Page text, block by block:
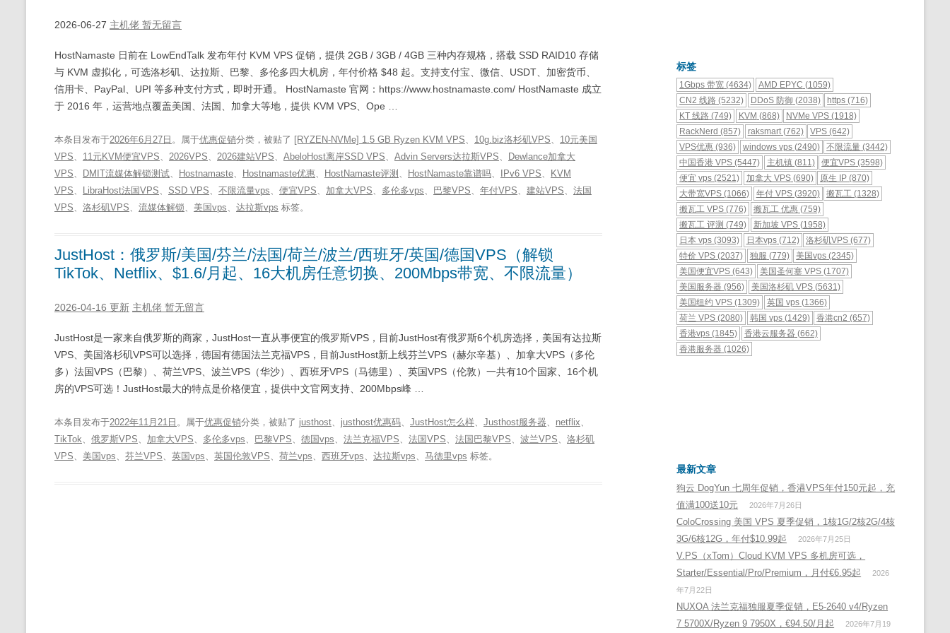
2026-06-27 主机佬 暂无留言
HostNamaste 日前在 LowEndTalk 发布年付 KVM VPS 促销，提供 2GB / 3GB / 4GB 三种内存规格，搭载 SSD RAID10 存储
与 KVM 虚拟化，可选洛杉矶、达拉斯、巴黎、多伦多四大机房，年付价格 $48 起。支持支付宝、微信、USDT、加密货币、
信用卡、PayPal、UPI 等多种支付方式，即时开通。 HostNamaste 官网：https://www.hostnamaste.com/ HostNamaste 成立
于 2016 年，运营地点覆盖美国、法国、加拿大等地，提供 KVM VPS、Ope …
本条目发布于2026年6月27日 。属于优惠促销分类，被贴了 [RYZEN-NVMe] 1.5 GB Ryzen KVM VPS 10g.biz洛杉矶VPS
10元美国
VPS
11元KVM便宜VPS 2026VPS 2026建站VPS AbeloHost离岸SSD VPS Advin Servers达拉斯VPS
Dewlance加拿大
VPS
DMIT流媒体解锁测试 Hostnamaste Hostnamaste优惠 HostNamaste评测 HostNamaste靠谱吗 IPv6 VPS
KVM
VPS
LibraHost法国VPS SSD VPS 不限流量vps 便宜VPS 加拿大VPS 多伦多vps 巴黎VPS 年付VPS 建站VPS
法国
VPS
洛杉矶VPS 流媒体解锁 美国vps 达拉斯vps 标签。
JustHost：俄罗斯/美国/芬兰/法国/荷兰/波兰/西班牙/英国/德国VPS（解锁
TikTok、Netflix、$1.6/月起、16大机房任意切换、200Mbps带宽、不限流量）
2026-04-16 更新 主机佬 暂无留言
JustHost是一家来自俄罗斯的商家，JustHost一直从事便宜的俄罗斯VPS，目前JustHost有俄罗斯6个机房选择，美国有达拉斯
VPS、美国洛杉矶VPS可以选择，德国有德国法兰克福VPS，目前JustHost新上线芬兰VPS（赫尔辛基）、加拿大VPS（多伦
多）法国VPS（巴黎）、荷兰VPS、波兰VPS（华沙）、西班牙VPS（马德里）、英国VPS（伦敦）一共有10个国家、16个机
房的VPS可选！JustHost最大的特点是价格便宜，提供中文官网支持、200Mbps峰 …
本条目发布于2022年11月21日 。属于优惠促销分类，被贴了 justhost justhost优惠码 JustHost怎么样 Justhost服务器 netflix
TikTok
俄罗斯VPS 加拿大VPS 多伦多vps 巴黎VPS 德国vps 法兰克福VPS 法国VPS 法国巴黎VPS 波兰VPS
洛杉矶
VPS
美国vps 芬兰VPS 英国vps 英国伦敦VPS 荷兰vps 西班牙vps 达拉斯vps 马德里vps 标签。
标签
1Gbps 带宽 (4634) AMD EPYC (1059)
CN2 线路 (5232) DDoS 防御(2038) https (716)
KT 线路 (749) KVM (868) NVMe VPS (1918)
RackNerd (857) raksmart(762) VPS (642)
VPS优惠 (936) windows vps(2490) 不限流量 (3442)
中国香港 VPS (5447) 主机镇(811) 便宜VPS (3598)
便宜 vps (2521) 加拿大 VPS(690) 原生 IP (870)
大带宽VPS (1066) 年付 VPS(3920) 搬瓦工 (1328)
搬瓦工 VPS (776) 搬瓦工 优惠(759)
搬瓦工 评测 (749) 新加坡 VPS(1958)
日本 vps (3093) 日本vps(712) 洛杉矶VPS (677)
特价 VPS (2037) 独服 (779) 美国vps (2345)
美国便宜VPS (643) 美国圣何塞 VPS(1707)
美国服务器 (956) 美国洛杉矶 VPS(5631)
美国纽约 VPS (1309) 英国 vps(1366)
荷兰 VPS (2080) 韩国 vps(1429) 香港cn2 (657)
香港vps (1845) 香港云服务器 (662)
香港服务器 (1026)
最新文章
狗云 DogYun 七周年促销，香港VPS年付150元起，充
值满100送10元
2026年7月26日
ColoCrossing 美国 VPS 夏季促销，1核1G/2核2G/4核
3G/6核12G，年付$10.99起
2026年7月25日
V.PS（xTom）Cloud KVM VPS 多机房可选，
Starter/Essential/Pro/Premium，月付€6.95起
2026
年7月22日
NUXOA 法兰克福独服夏季促销，E5-2640 v4/Ryzen
7 5700X/Ryzen 9 7950X，€94.50/月起
2026年7月19